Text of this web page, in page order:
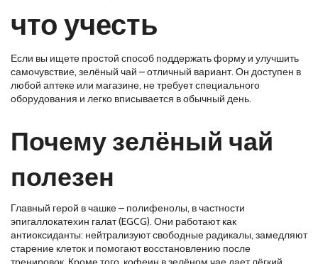
что учесть
Если вы ищете простой способ поддержать форму и улучшить
самочувствие, зелёный чай – отличный вариант. Он доступен в
любой аптеке или магазине, не требует специального
оборудования и легко вписывается в обычный день.
Почему зелёный чай
полезен
Главный герой в чашке – полифенолы, в частности
эпигаллокатехин галат (EGCG). Они работают как
антиоксиданты: нейтрализуют свободные радикалы, замедляют
старение клеток и помогают восстановлению после